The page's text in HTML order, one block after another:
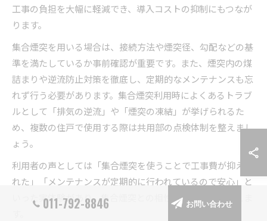
工事の負担を大幅に軽減でき、導入コストの抑制にもつなが
ります。
集合煙突を用いる場合は、接続方法や煙突径、勾配などの基
準を満たしているか事前確認が重要です。また、煙突内の煤
詰まりや逆流防止対策を徹底し、定期的なメンテナンスも忘
れず行う必要があります。集合煙突利用時によくあるトラブ
ルとして「排気の逆流」や「煙突の凍結」が挙げられるた
め、複数の住戸で使用する際は共用部の点検体制を整えまし
ょう。
利用者の声としては「集合煙突を使うことで工事費が抑えら
れた」「メンテナンスが定期的に行われているので安心」と
いった実体験があり、集合煙突との相性の良さがうかがえま
011-792-8846 お問い合わせ